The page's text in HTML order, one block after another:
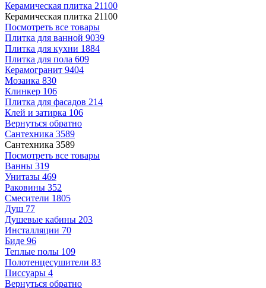
Керамическая плитка 21100
Керамическая плитка 21100
Посмотреть все товары
Плитка для ванной 9039
Плитка для кухни 1884
Плитка для пола 609
Керамогранит 9404
Мозаика 830
Клинкер 106
Плитка для фасадов 214
Клей и затирка 106
Вернуться обратно
Сантехника 3589
Сантехника 3589
Посмотреть все товары
Ванны 319
Унитазы 469
Раковины 352
Смесители 1805
Душ 77
Душевые кабины 203
Инсталляции 70
Биде 96
Теплые полы 109
Полотенцесушители 83
Писсуары 4
Вернуться обратно